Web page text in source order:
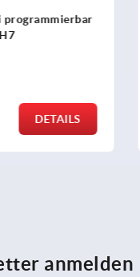
mit
54,62 €
Versandkosten
anmelden